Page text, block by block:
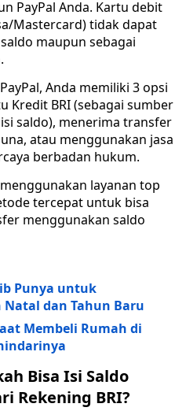
PayPal Anda. Kartu debit
Mastercard) tidak dapat
maupun sebagai
Anda memiliki 3 opsi
Kredit BRI (sebagai sumber
saldo), menerima transfer
atau menggunakan jasa
berbadan hukum.
layanan top
tercepat untuk bisa
menggunakan saldo
Punya untuk
dan Tahun Baru
Membeli Rumah di
Bisa Isi Saldo
Rekening BRI?